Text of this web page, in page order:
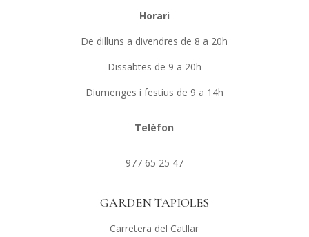
Horari
De dilluns a divendres de 8 a 20h
Dissabtes de 9 a 20h
Diumenges i festius de 9 a 14h
Telèfon
977 65 25 47
GARDEN TAPIOLES
Carretera del Catllar